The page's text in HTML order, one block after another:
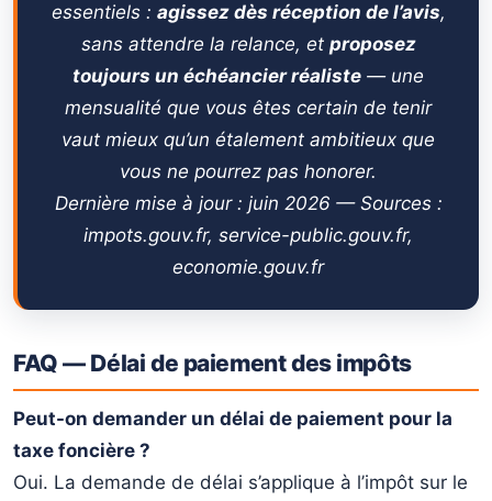
essentiels : agissez dès réception de l’avis,
sans attendre la relance, et proposez
toujours un échéancier réaliste — une
mensualité que vous êtes certain de tenir
vaut mieux qu’un étalement ambitieux que
vous ne pourrez pas honorer.
Dernière mise à jour : juin 2026 — Sources :
impots.gouv.fr, service-public.gouv.fr,
economie.gouv.fr
FAQ — Délai de paiement des impôts
Peut-on demander un délai de paiement pour la
taxe foncière ?
Oui. La demande de délai s’applique à l’impôt sur le